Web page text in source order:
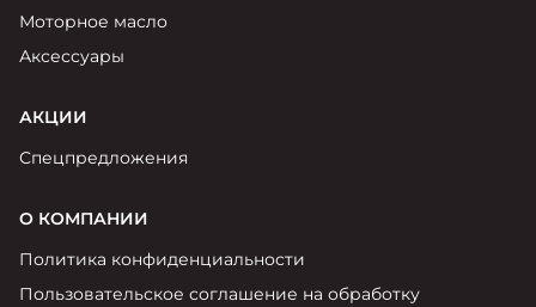
Моторное масло
Аксессуары
АКЦИИ
Спецпредложения
О КОМПАНИИ
Политика конфиденциальности
Пользовательское соглашение на обработку